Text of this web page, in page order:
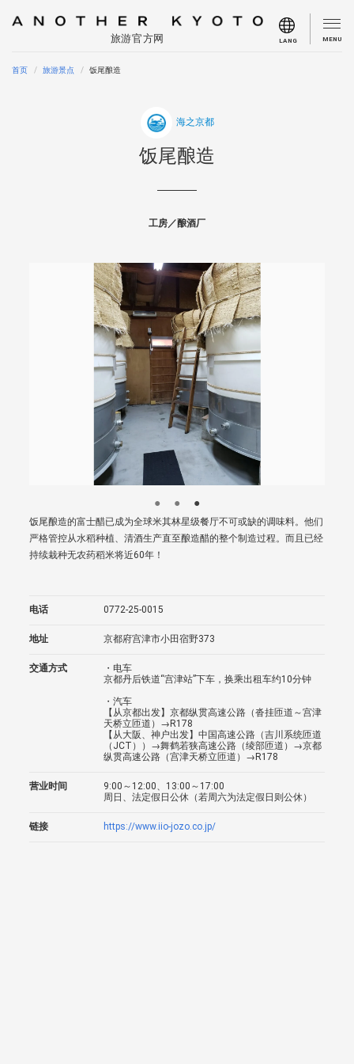
旅游官方网 LANG MENU
首页 旅游景点 饭尾酿造
海之京都
饭尾酿造
工房／酿酒厂
饭尾酿造的富士醋已成为全球米其林星级餐厅不可或缺的调味料。他们
严格管控从水稻种植、清酒生产直至酿造醋的整个制造过程。而且已经
持续栽种无农药稻米将近60年！
电话 0772-25-0015
地址 京都府宫津市小田宿野373
交通方式
・电车
京都丹后铁道“宫津站”下车，换乘出租车约10分钟
・汽车
【从京都出发】京都纵贯高速公路（沓挂匝道～宫津
天桥立匝道）→R178
【从大阪、神户出发】中国高速公路（吉川系统匝道
（JCT））→舞鹤若狭高速公路（绫部匝道）→京都
纵贯高速公路（宫津天桥立匝道）→R178
营业时间
9:00～12:00、13:00～17:00
周日、法定假日公休（若周六为法定假日则公休）
链接 https://www.iio-jozo.co.jp/